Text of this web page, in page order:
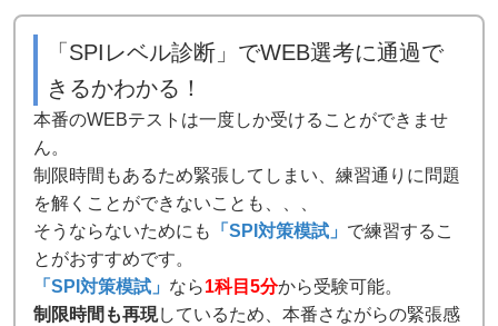
「SPIレベル診断」でWEB選考に通過で
きるかわかる！
本番のWEBテストは一度しか受けることができませ
ん。
制限時間もあるため緊張してしまい、練習通りに問題
を解くことができないことも、、、
そうならないためにも
「SPI対策模試」 で練習するこ
とがおすすめです。
「SPI対策模試」 なら1科目5分から受験可能。
制限時間も再現しているため、本番さながらの緊張感